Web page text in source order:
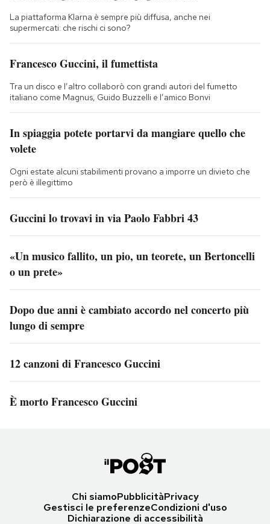
La piattaforma Klarna è sempre più diffusa, anche nei
supermercati: che rischi ci sono?
Francesco Guccini, il fumettista
Tra un disco e l’altro collaborò con grandi autori del fumetto
italiano come Magnus, Guido Buzzelli e l’amico Bonvi
In spiaggia potete portarvi da mangiare quello che
volete
Ogni estate alcuni stabilimenti provano a imporre un divieto che
però è illegittimo
Guccini lo trovavi in via Paolo Fabbri 43
«Un musico fallito, un pio, un teorete, un Bertoncelli
o un prete»
Dopo due anni è cambiato accordo nel concerto più
lungo di sempre
12 canzoni di Francesco Guccini
È morto Francesco Guccini
Chi siamoPubblicitàPrivacy
Gestisci le preferenzeCondizioni d'uso
Dichiarazione di accessibilità